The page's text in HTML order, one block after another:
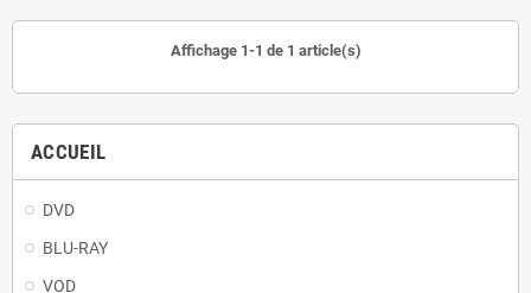
ACCUEIL
DVD
BLU-RAY
VOD
Affichage 1-1 de 1 article(s)